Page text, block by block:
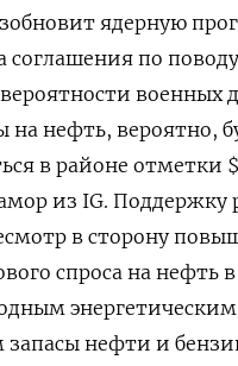
ядерную
соглашения по
военных
на нефть, вероятно,
в районе ‍отметки
из IG. Поддержку
в сторону
спроса на нефть
энергетическим
нефти и